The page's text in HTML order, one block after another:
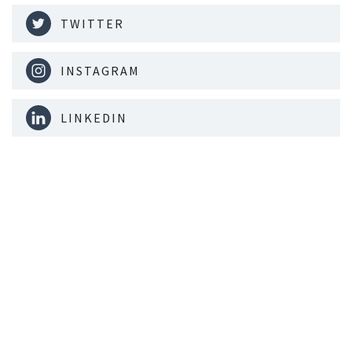
TWITTER
INSTAGRAM
LINKEDIN